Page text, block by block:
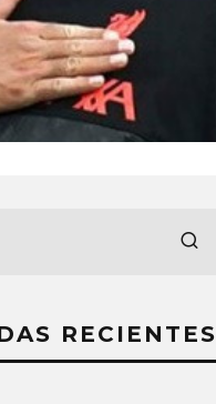
RECIENTES